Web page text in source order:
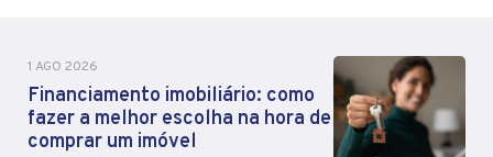
1 AGO 2026
Financiamento imobiliário: como
fazer a melhor escolha na hora de
comprar um imóvel